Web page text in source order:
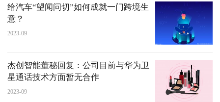
给汽车“望闻问切”如何成就一门跨境生
意？
2023-09
杰创智能董秘回复：公司目前与华为卫
星通话技术方面暂无合作
2023-09